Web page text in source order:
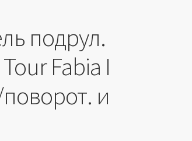
подрул.
Fabia I
и